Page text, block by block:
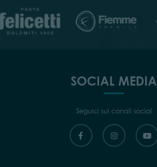
SOCIAL MEDIA
Seguici sui canali social